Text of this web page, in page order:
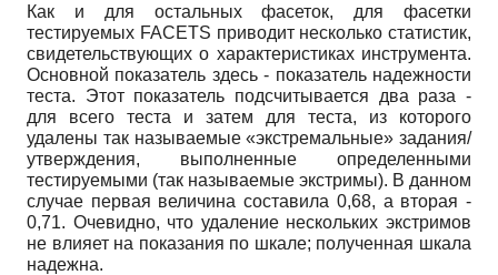
Как и для остальных фасеток, для фасетки
тестируемых FACETS приводит несколько статистик,
свидетельствующих о характеристиках инструмента.
Основной показатель здесь - показатель надежности
теста. Этот показатель подсчитывается два раза -
для всего теста и затем для теста, из которого
удалены так называемые «экстремальные» задания/
утверждения, выполненные определенными
тестируемыми (так называемые экстримы). В данном
случае первая величина составила 0,68, а вторая -
0,71. Очевидно, что удаление нескольких экстримов
не влияет на показания по шкале; полученная шкала
надежна.